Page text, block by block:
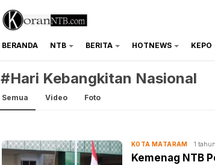
koranntb.com
BERANDA NTB BERITA HOTNEWS KEPO
#Hari Kebangkitan Nasional
Semua Video Foto
KOTA MATARAM 1
Kemenag NTB